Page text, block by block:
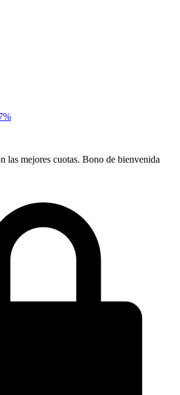
%
las mejores cuotas. Bono de bienvenida